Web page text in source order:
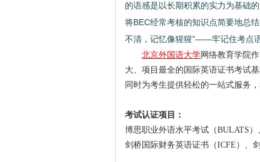
的语感是以长期积累的实力为基础
将BEC经常考核的知识点简要地总
不清，记忆像猩猩”——牢记住考点
北京外国语大学网络教育学院
大、项目最全的国际英语证书考试
同时为考生提供轻松的一站式服务
考试认证项目：
博思职业外语水平考试（BULATS
剑桥国际财务英语证书（ICFE）、